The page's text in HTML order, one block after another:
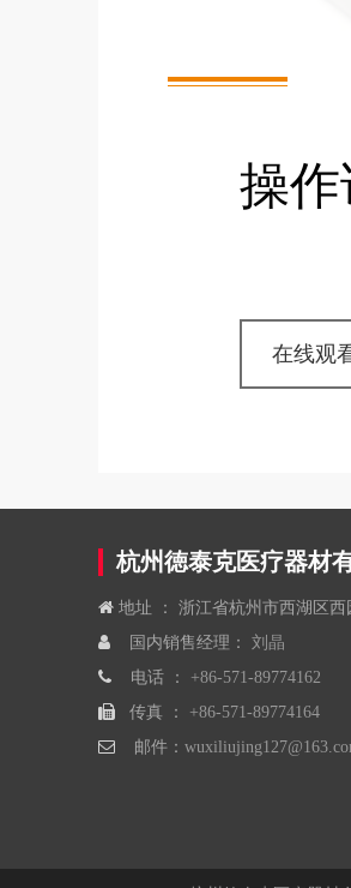
操作
在线观
杭州徳泰克医疗器材
 地址 ： 浙江省杭州市西湖区西
 国内销售经理： 刘晶
 电话 ： +86-571-89774162
 传真 ： +86-571-89774164
 邮件：